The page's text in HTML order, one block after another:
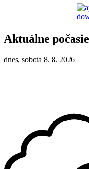
Aktuálne počasie
dnes, sobota 8. 8. 2026